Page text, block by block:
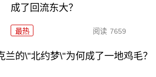
成了回流东大？
最热 阅读 7659
兰的\"北约梦\"为何成了一地鸡毛？